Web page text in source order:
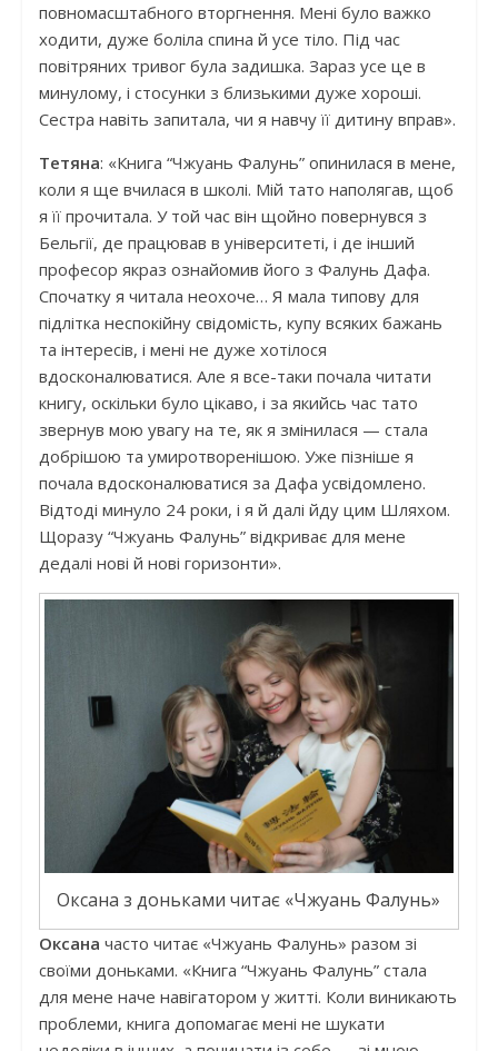
повномасштабного вторгнення. Мені було важко
ходити, дуже боліла спина й усе тіло. Під час
повітряних тривог була задишка. Зараз усе це в
минулому, і стосунки з близькими дуже хороші.
Сестра навіть запитала, чи я навчу її дитину вправ».
Тетяна: «Книга “Чжуань Фалунь” опинилася в мене,
коли я ще вчилася в школі. Мій тато наполягав, щоб
я її прочитала. У той час він щойно повернувся з
Бельгії, де працював в університеті, і де інший
професор якраз ознайомив його з Фалунь Дафа.
Спочатку я читала неохоче… Я мала типову для
підлітка неспокійну свідомість, купу всяких бажань
та інтересів, і мені не дуже хотілося
вдосконалюватися. Але я все-таки почала читати
книгу, оскільки було цікаво, і за якийсь час тато
звернув мою увагу на те, як я змінилася — стала
добрішою та умиротворенішою. Уже пізніше я
почала вдосконалюватися за Дафа усвідомлено.
Відтоді минуло 24 роки, і я й далі йду цим Шляхом.
Щоразу “Чжуань Фалунь” відкриває для мене
дедалі нові й нові горизонти».
Оксана з доньками читає «Чжуань Фалунь»
Оксана часто читає «Чжуань Фалунь» разом зі
своїми доньками. «Книга “Чжуань Фалунь” стала
для мене наче навігатором у житті. Коли виникають
проблеми, книга допомагає мені не шукати